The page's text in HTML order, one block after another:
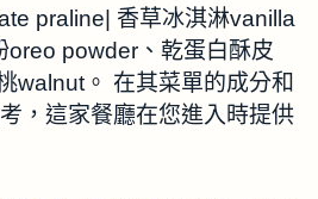
praline| 香草冰淇淋vanilla
oreo powder、乾蛋白酥皮
walnut。 在其菜單的成分和
，這家餐廳在您進入時提供